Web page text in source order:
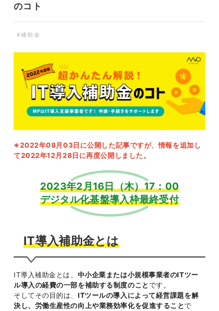
のコト
#補助金
※2022年08月03日に公開した記事ですが、情報を追加し
て2022年12月28日に再度公開しました。
2023年2月16日（木）17：00
デジタル化基盤導入枠最終受付
IT導入補助金とは
IT導入補助金とは、 中小企業または小規模事業者のITツー
ル導入の経費の一部を補助する制度のこと です。
そしてその目的は、ITツールの導入によって経営課題を解
決し、労働生産性の向上や業務効率化を促進することで